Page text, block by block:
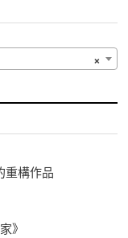
×
重構作品
》